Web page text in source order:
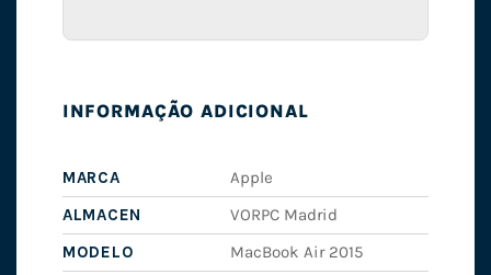
INFORMAÇÃO ADICIONAL
MARCA
Apple
ALMACEN
VORPC Madrid
MODELO
MacBook Air 2015